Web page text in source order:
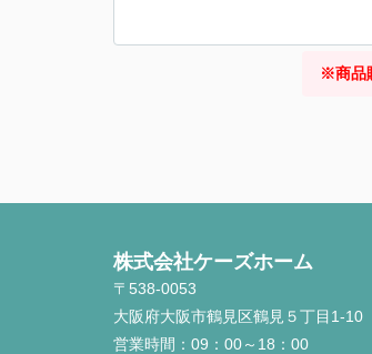
※商品
株式会社ケーズホーム
〒538-0053
大阪府大阪市鶴見区鶴見５丁目1-10
営業時間： 09：00～18：00